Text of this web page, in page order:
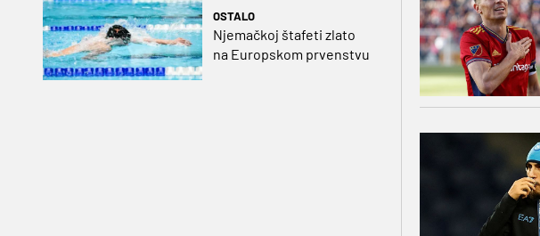
OSTALO
Njemačkoj štafeti zlato
na Europskom prvenstvu